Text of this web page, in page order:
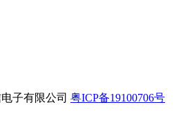
子有限公司 粤ICP备19100706号